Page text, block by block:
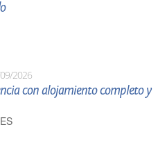
2026
con alojamiento completo y